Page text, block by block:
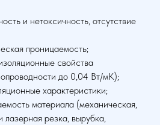
и нетоксичность, отсутствие
проницаемость;
свойства
до 0,04 Вт/мК);
характеристики;
материала (механическая,
лазерная резка, вырубка,